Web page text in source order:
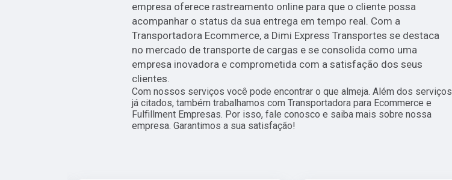
empresa oferece rastreamento online para que o cliente possa
acompanhar o status da sua entrega em tempo real. Com a
Transportadora Ecommerce, a Dimi Express Transportes se destaca
no mercado de transporte de cargas e se consolida como uma
empresa inovadora e comprometida com a satisfação dos seus
clientes.
Com nossos serviços você pode encontrar o que almeja. Além dos serviços
já citados, também trabalhamos com Transportadora para Ecommerce e
Fulfillment Empresas. Por isso, fale conosco e saiba mais sobre nossa
empresa. Garantimos a sua satisfação!